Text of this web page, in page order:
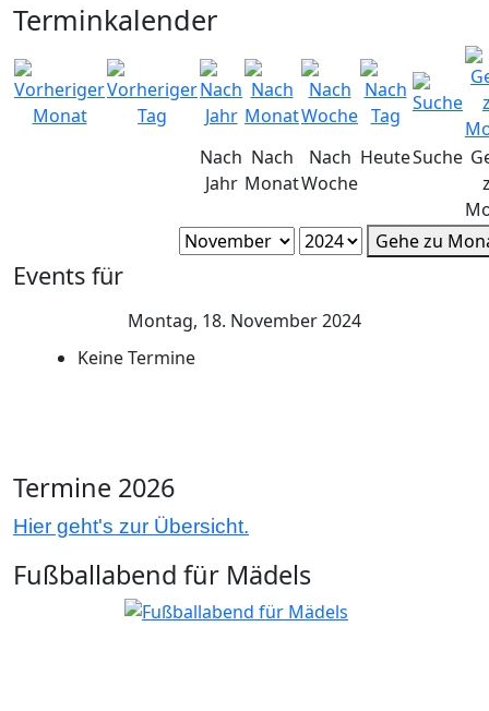
Terminkalender
Nach
Jahr
Nach
Monat
Nach
Woche
HeuteSuche
Gehe zu
Events für
Montag, 18. November 2024
Keine Termine
Termine 2026
Hier geht's zur Übersicht.
Fußballabend für Mädels